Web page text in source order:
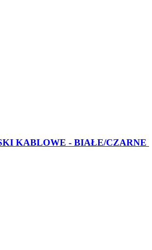
KABLOWE - BIAŁE/CZARNE